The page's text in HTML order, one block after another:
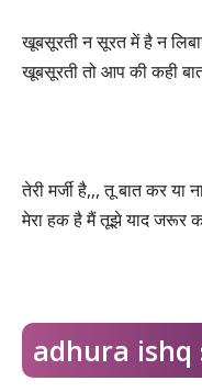
खूबसूरती न सूरत में है न
खूबसूरती तो आप की कही
तेरी मर्जी है,,, तू बात कर या
मेरा हक है मैं तूझे याद जरूर
adhura